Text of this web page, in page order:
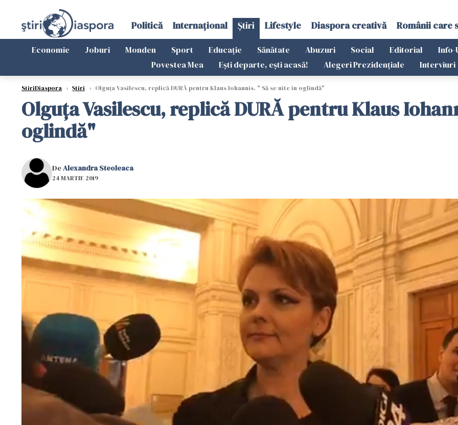
Politică Internațional Știri Lifestyle Diaspora creativă Românii care
Economie Joburi Monden Sport Educație Sănătate Abuzuri Social Editorial Info-
Povestea Mea
Ești departe, ești acasă! Alegeri Prezidențiale Interviuri
StiriDiaspora › Știri › Olguța Vasilescu, replică DURĂ pentru Klaus Iohannis. " Să se uite în oglindă"
Olguța Vasilescu, replică DURĂ pentru Klaus
oglindă"
DeAlexandra Steoleaca
24 MARTIE 2019